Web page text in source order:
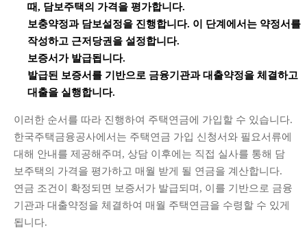
때, 담보주택의 가격을 평가합니다.
보충약정과 담보설정을 진행합니다. 이 단계에서는 약정서를
작성하고 근저당권을 설정합니다.
보증서가 발급됩니다.
발급된 보증서를 기반으로 금융기관과 대출약정을 체결하고
대출을 실행합니다.
이러한 순서를 따라 진행하여 주택연금에 가입할 수 있습니다.
한국주택금융공사에서는 주택연금 가입 신청서와 필요서류에
대해 안내를 제공해주며, 상담 이후에는 직접 실사를 통해 담
보주택의 가격을 평가하고 매월 받게 될 연금을 계산합니다.
연금 조건이 확정되면 보증서가 발급되며, 이를 기반으로 금융
기관과 대출약정을 체결하여 매월 주택연금을 수령할 수 있게
됩니다.